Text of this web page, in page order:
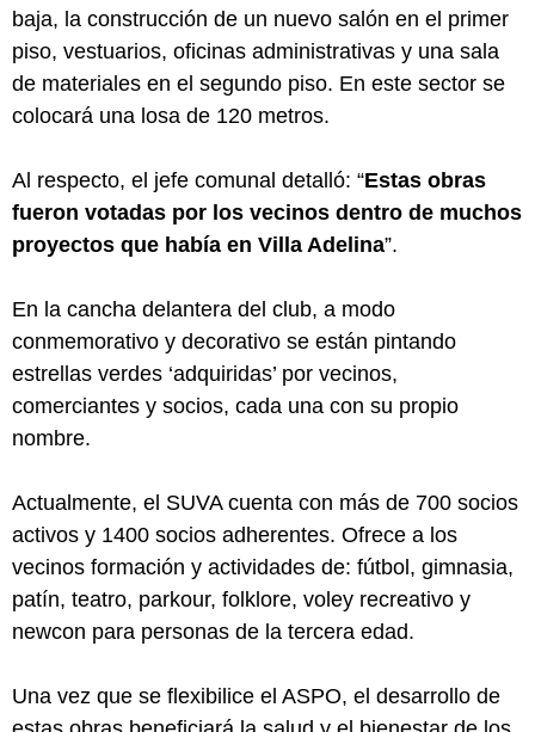
baja, la construcción de un nuevo salón en el primer
piso, vestuarios, oficinas administrativas y una sala
de materiales en el segundo piso. En este sector se
colocará una losa de 120 metros.
Al respecto, el jefe comunal detalló: “Estas obras
fueron votadas por los vecinos dentro de muchos
proyectos que había en Villa Adelina”.
En la cancha delantera del club, a modo
conmemorativo y decorativo se están pintando
estrellas verdes ‘adquiridas’ por vecinos,
comerciantes y socios, cada una con su propio
nombre.
Actualmente, el SUVA cuenta con más de 700 socios
activos y 1400 socios adherentes. Ofrece a los
vecinos formación y actividades de: fútbol, gimnasia,
patín, teatro, parkour, folklore, voley recreativo y
newcon para personas de la tercera edad.
Una vez que se flexibilice el ASPO, el desarrollo de